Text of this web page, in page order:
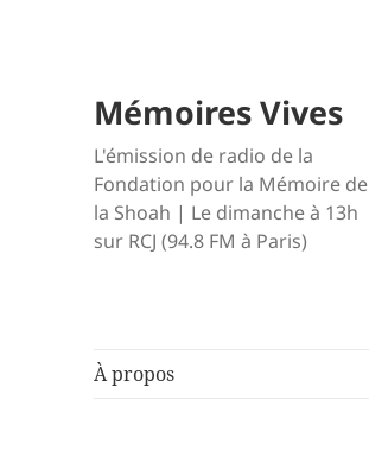
Mémoires Vives
L'émission de radio de la
Fondation pour la Mémoire de
la Shoah | Le dimanche à 13h
sur RCJ (94.8 FM à Paris)
À propos